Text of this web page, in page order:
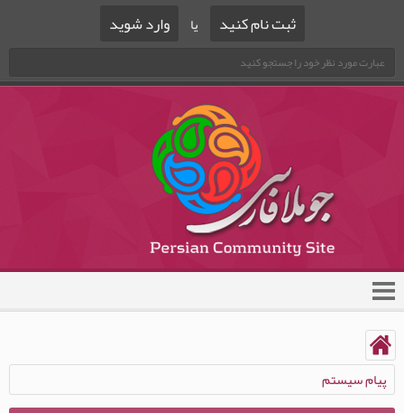
ثبت نام کنید یا وارد شوید
پیام سیستم